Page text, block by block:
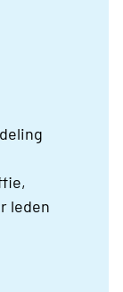
leden